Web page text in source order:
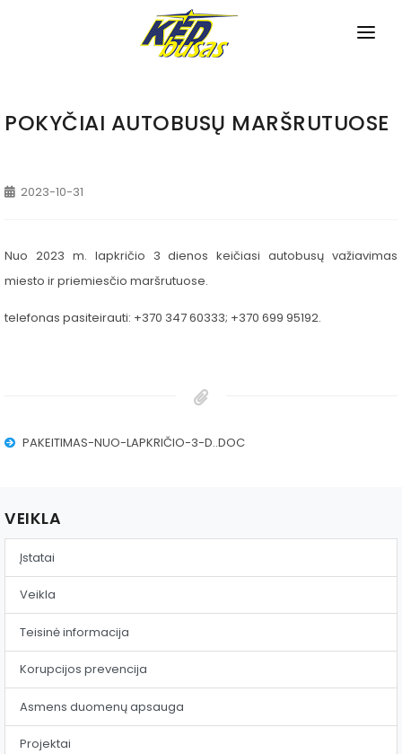
APIE MUS
Miesto maršrutai
Tarpmiestiniai maršrutai
NAUJIENOS
Bilietų pardavimas
Pagalba neįgaliesiems
KONTAKTAI
POKYČIAI AUTOBUSŲ MARŠRUTUOSE
2023-10-31
Nuo 2023 m. lapkričio 3 dienos keičiasi autobusų važiavimas
miesto ir priemiesčio maršrutuose.
telefonas pasiteirauti: +370 347 60333; +370 699 95192.
PAKEITIMAS-NUO-LAPKRIČIO-3-D..DOC
VEIKLA
Įstatai
Veikla
Teisinė informacija
Korupcijos prevencija
Asmens duomenų apsauga
Projektai